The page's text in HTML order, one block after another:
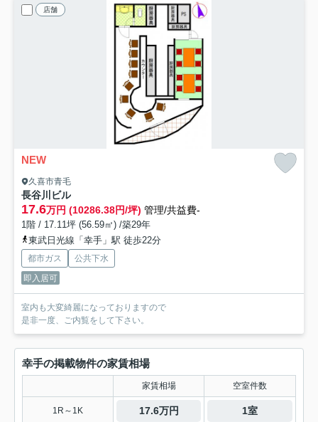
店舗
NEW
久喜市青毛
長谷川ビル
17.6万円 (10286.38円/坪) 管理/共益費-
1階 / 17.11坪 (56.59㎡) /築29年
東武日光線「幸手」駅 徒歩22分
都市ガス
公共下水
即入居可
室内も大変綺麗になっておりますので
是非一度、ご内覧をして下さい。
幸手の掲載物件の家賃相場
家賃相場 空室件数
1R～1K 17.6万円 1室